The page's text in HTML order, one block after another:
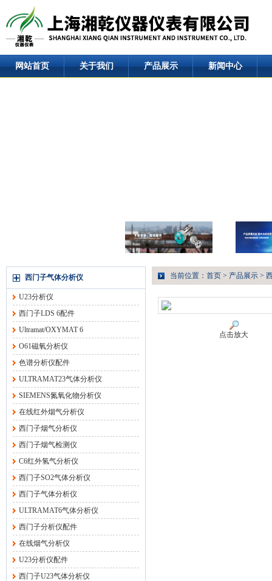
网站首页 关于我们 产品展示 新闻中心
西门子气体分析仪
U23分析仪
西门子LDS 6配件
Ultramat/OXYMAT 6
O61磁氧分析仪
色谱分析仪配件
ULTRAMAT23气体分析仪
SIEMENS氮氧化物分析仪
在线红外烟气分析仪
西门子烟气分析仪
西门子烟气检测仪
C6红外氢气分析仪
西门子SO2气体分析仪
西门子气体分析仪
ULTRAMAT6气体分析仪
西门子分析仪配件
在线烟气分析仪
U23分析仪配件
西门子U23气体分析仪
当前位置： 首页 > 产品展示 >
点击放大